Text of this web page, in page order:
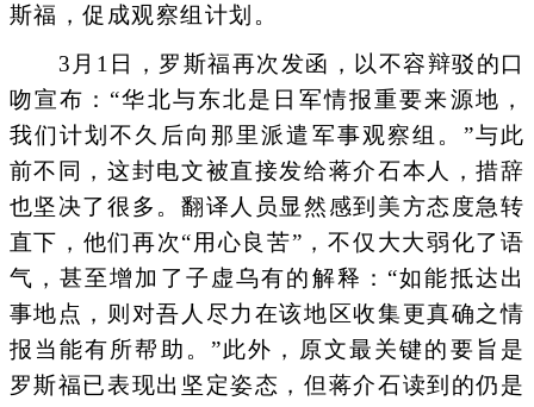
斯福，促成观察组计划。
3月1日，罗斯福再次发函，以不容辩驳的口
吻宣布：“华北与东北是日军情报重要来源地，
我们计划不久后向那里派遣军事观察组。”与此
前不同，这封电文被直接发给蒋介石本人，措辞
也坚决了很多。翻译人员显然感到美方态度急转
直下，他们再次“用心良苦”，不仅大大弱化了语
气，甚至增加了子虚乌有的解释：“如能抵达出
事地点，则对吾人尽力在该地区收集更真确之情
报当能有所帮助。”此外，原文最关键的要旨是
罗斯福已表现出坚定姿态，但蒋介石读到的仍是